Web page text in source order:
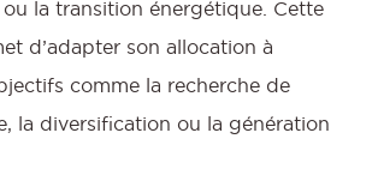
la transition énergétique. Cette
d’adapter son allocation à
comme la recherche de
la diversification ou la génération